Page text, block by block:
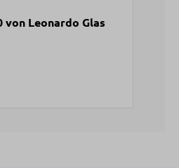
von Leonardo Glas